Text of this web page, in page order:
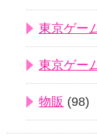
東京ゲー
東京ゲー
物販 (98)